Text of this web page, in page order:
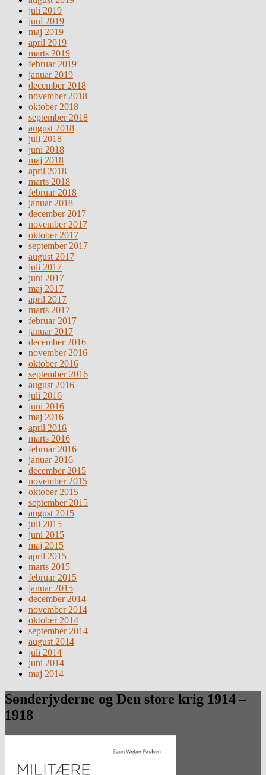
juli 2019
juni 2019
maj 2019
april 2019
marts 2019
februar 2019
januar 2019
december 2018
november 2018
oktober 2018
september 2018
august 2018
juli 2018
juni 2018
maj 2018
april 2018
marts 2018
februar 2018
januar 2018
december 2017
november 2017
oktober 2017
september 2017
august 2017
juli 2017
juni 2017
maj 2017
april 2017
marts 2017
februar 2017
januar 2017
december 2016
november 2016
oktober 2016
september 2016
august 2016
juli 2016
juni 2016
maj 2016
april 2016
marts 2016
februar 2016
januar 2016
december 2015
november 2015
oktober 2015
september 2015
august 2015
juli 2015
juni 2015
maj 2015
april 2015
marts 2015
februar 2015
januar 2015
december 2014
november 2014
oktober 2014
september 2014
august 2014
juli 2014
juni 2014
maj 2014
Sønderjyderne og Den store krig 1914 –
1918